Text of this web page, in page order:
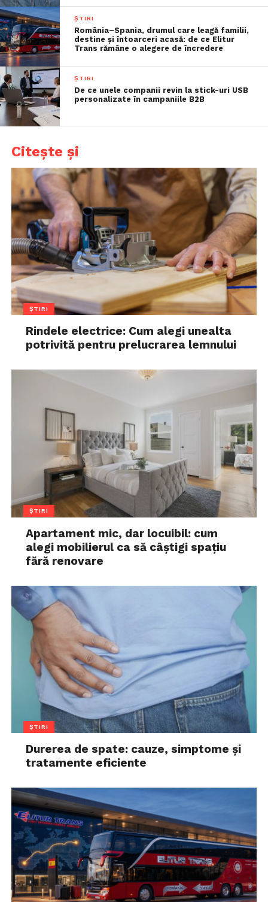
ȘTIRI
România–Spania, drumul care leagă familii,
destine și întoarceri acasă: de ce Elitur
Trans rămâne o alegere de încredere
ȘTIRI
De ce unele companii revin la stick-uri USB
personalizate în campaniile B2B
Citește și
ȘTIRI
Rindele electrice: Cum alegi unealta
potrivită pentru prelucrarea lemnului
ȘTIRI
Apartament mic, dar locuibil: cum
alegi mobilierul ca să câștigi spațiu
fără renovare
ȘTIRI
Durerea de spate: cauze, simptome și
tratamente eficiente